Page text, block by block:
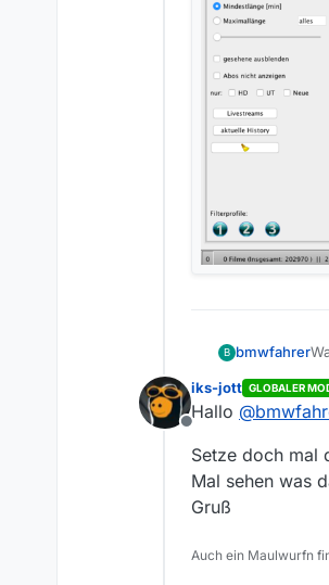
B bmwfahrer
Offline
iks-jott GLOBALER
Hallo @
Setze doch mal
Mal sehen was
Gruß
Auch ein Maulwurfn